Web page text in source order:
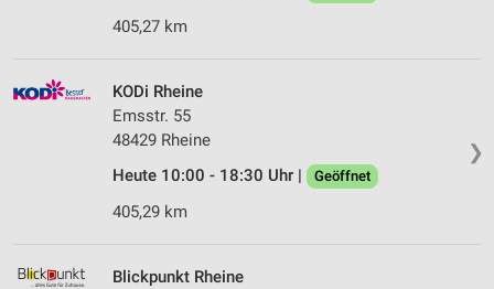
405,27 km
❯
KODi Rheine
Emsstr. 55
48429 Rheine
Heute 10:00 - 18:30 Uhr |
Geöffnet
405,29 km
Blickpunkt Rheine